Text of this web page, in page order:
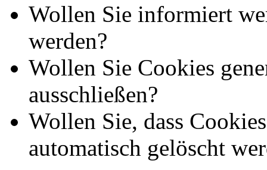
Wollen Sie informiert
werden?
Wollen Sie Cookies
ausschließen?
Wollen Sie, dass
automatisch gelöscht